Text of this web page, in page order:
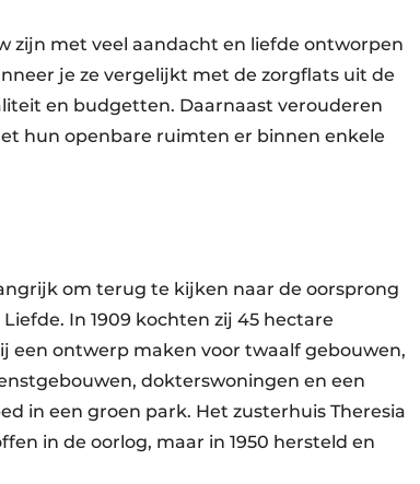
zijn met veel aandacht en liefde ontworpen
je ze vergelijkt met de zorgflats uit de
en budgetten. Daarnaast verouderen
hun openbare ruimten er binnen enkele
om terug te kijken naar de oorsprong
In 1909 kochten zij 45 hectare
een ontwerp maken voor twaalf gebouwen,
dokterswoningen en een
in een groen park. Het zusterhuis Theresia
in de oorlog, maar in 1950 hersteld en